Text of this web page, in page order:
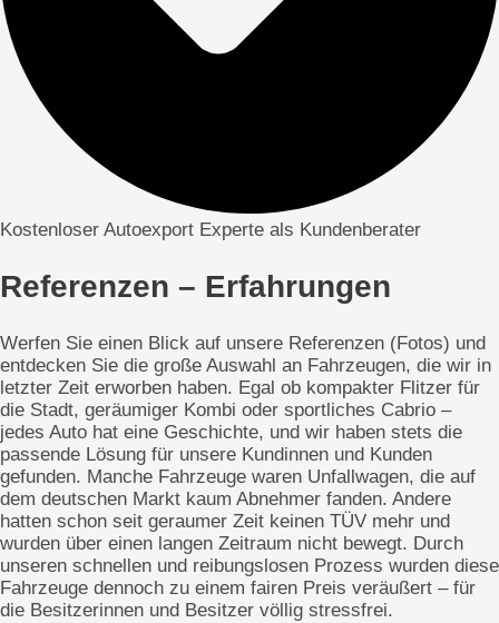
Kostenloser Autoexport Experte als Kundenberater
Referenzen – Erfahrungen
Werfen Sie einen Blick auf unsere Referenzen (Fotos) und
entdecken Sie die große Auswahl an Fahrzeugen, die wir in
letzter Zeit erworben haben. Egal ob kompakter Flitzer für
die Stadt, geräumiger Kombi oder sportliches Cabrio –
jedes Auto hat eine Geschichte, und wir haben stets die
passende Lösung für unsere Kundinnen und Kunden
gefunden. Manche Fahrzeuge waren Unfallwagen, die auf
dem deutschen Markt kaum Abnehmer fanden. Andere
hatten schon seit geraumer Zeit keinen TÜV mehr und
wurden über einen langen Zeitraum nicht bewegt. Durch
unseren schnellen und reibungslosen Prozess wurden diese
Fahrzeuge dennoch zu einem fairen Preis veräußert – für
die Besitzerinnen und Besitzer völlig stressfrei.